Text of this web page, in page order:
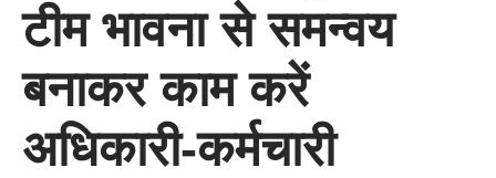
टीम भावना से समन्वय
बनाकर काम करें
अधिकारी-कर्मचारी